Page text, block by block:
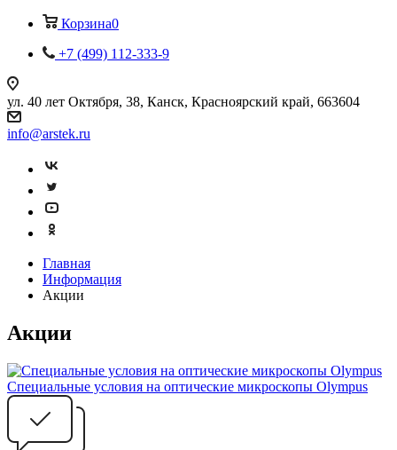
Корзина0
+7 (499) 112-333-9
ул. 40 лет Октября, 38, Канск, Красноярский край, 663604
info@arstek.ru
Главная
Информация
Акции
Акции
Специальные условия на оптические микроскопы Olympus